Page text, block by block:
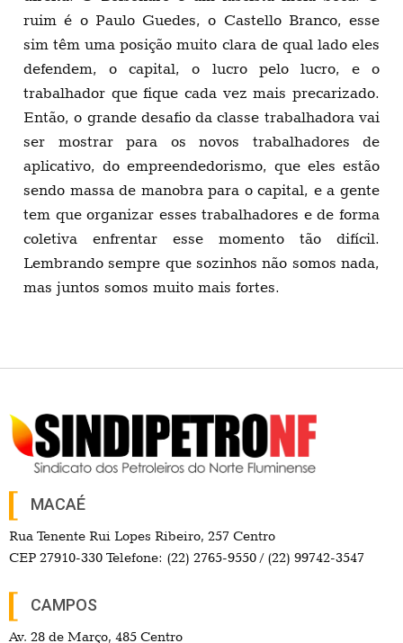
ruim é o Paulo Guedes, o Castello Branco, esse
sim têm uma posição muito clara de qual lado eles
defendem, o capital, o lucro pelo lucro, e o
trabalhador que fique cada vez mais precarizado.
Então, o grande desafio da classe trabalhadora vai
ser mostrar para os novos trabalhadores de
aplicativo, do empreendedorismo, que eles estão
sendo massa de manobra para o capital, e a gente
tem que organizar esses trabalhadores e de forma
coletiva enfrentar esse momento tão difícil.
Lembrando sempre que sozinhos não somos nada,
mas juntos somos muito mais fortes.
MACAÉ
Rua Tenente Rui Lopes Ribeiro, 257 Centro
CEP 27910-330 Telefone: (22) 2765-9550 / (22) 99742-3547
CAMPOS
Av. 28 de Março, 485 Centro